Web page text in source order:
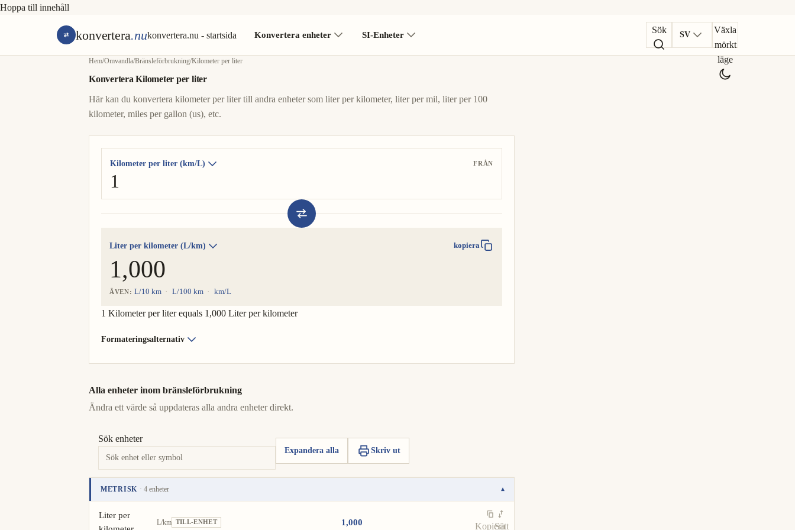
Hoppa till innehåll
konvertera.nukonvertera.nu - startsida Konvertera enheter SI-Enheter Sök SV
Växla
mörkt
läge
Hem/Omvandla/Bränsleförbrukning/Kilometer per liter
Konvertera Kilometer per liter
Här kan du konvertera kilometer per liter till andra enheter som liter per kilometer, liter per mil, liter per 100
kilometer, miles per gallon (us), etc.
Kilometer per liter (km/L) FRÅN
Liter per kilometer (L/km) kopiera
ÄVEN: L/10 km L/100 km km/L
1 Kilometer per liter equals 1,000 Liter per kilometer
Formateringsalternativ
Alla enheter inom bränsleförbrukning
Ändra ett värde så uppdateras alla andra enheter direkt.
Sök enheter
Expandera alla Skriv ut
METRISK · 4 enheter ▾
Liter per
L/km TILL-ENHET 1,000
Kopiera
Sätt